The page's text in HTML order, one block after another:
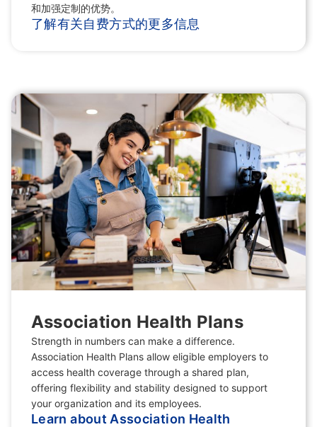
和加强定制的优势。
了解有关自费方式的更多信息
Association Health Plans
Strength in numbers can make a difference.
Association Health Plans allow eligible employers to
access health coverage through a shared plan,
offering flexibility and stability designed to support
your organization and its employees.
Learn about Association Health